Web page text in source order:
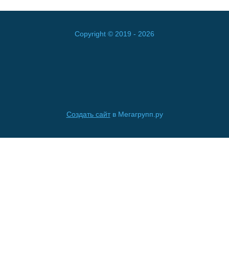
Copyright © 2019 - 2026
Создать сайтв Мегагрупп.ру